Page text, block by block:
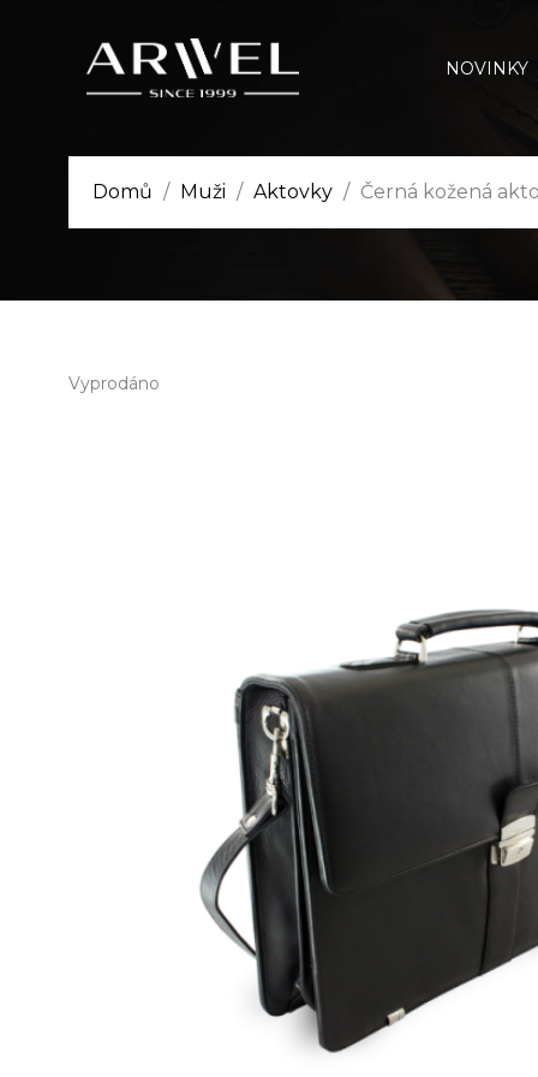
NOVINKY
Domů Muži Aktovky Černá kožená
Vyprodáno